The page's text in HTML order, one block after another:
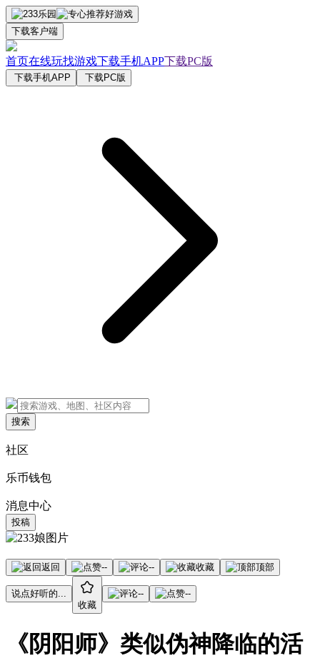
下载客户端
首页在线玩找游戏下载手机APP下载PC版
下载手机APP 下载PC版
搜索
社区
乐币钱包
消息中心
投稿
返回 -- -- 收藏 顶部
说点好听的...
收藏
-- --
《阴阳师》类似伪神降临的活